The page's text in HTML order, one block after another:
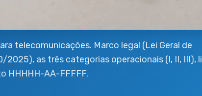
telecomunicações. Marco legal (Lei Geral de
as três categorias operacionais (I, II, III),
HHHHH-AA-FFFFF.